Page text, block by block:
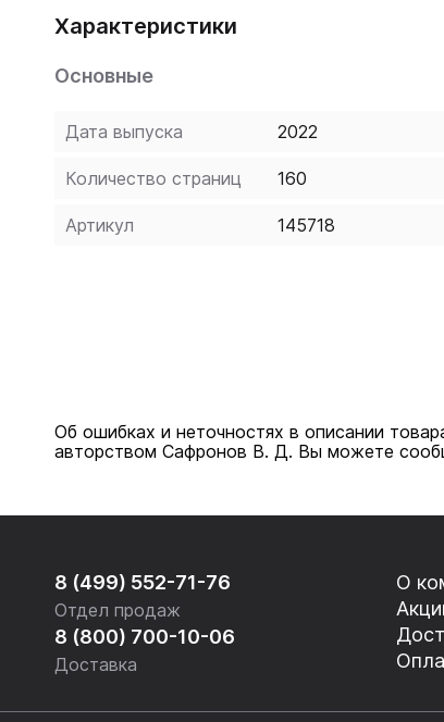
русского языка и модульный метод
из этапов изучения финского языка.
Характеристики
Основные
Дата выпуска 2022
Количество страниц 160
Артикул 145718
Об ошибках и неточностях в описании
авторством Сафронов В. Д. Вы можете
8 (499) 552-71-76
Отдел продаж
8 (800) 700-10-06
Доставка
О